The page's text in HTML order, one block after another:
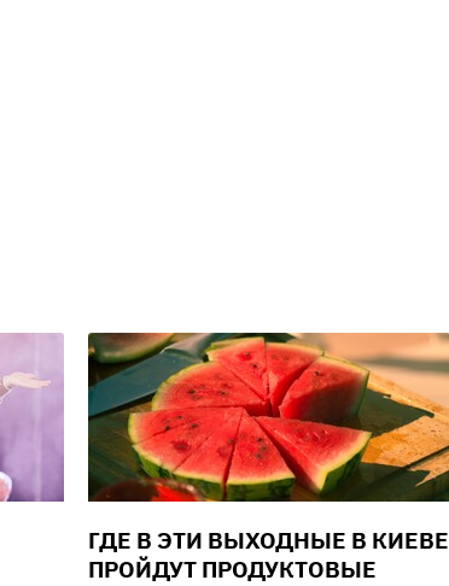
ГДЕ В ЭТИ ВЫХОДНЫЕ В КИЕВЕ
ПРОЙДУТ ПРОДУКТОВЫЕ